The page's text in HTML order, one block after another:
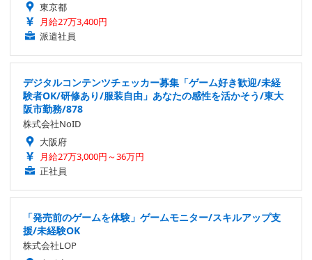
東京都
月給27万3,400円
派遣社員
デジタルコンテンツチェッカー募集「ゲーム好き歓迎/未経
験者OK/研修あり/服装自由」あなたの感性を活かそう/東大
阪市勤務/878
株式会社NoID
大阪府
月給27万3,000円～36万円
正社員
「発売前のゲームを体験」ゲームモニター/スキルアップ支
援/未経験OK
株式会社LOP